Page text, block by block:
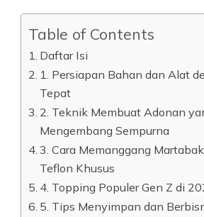
Table of Contents
Daftar Isi
1. Persiapan Bahan dan Alat
Tepat
2. Teknik Membuat Adonan
Mengembang Sempurna
3. Cara Memanggang
Teflon Khusus
4. Topping Populer Gen Z di
5. Tips Menyimpan dan